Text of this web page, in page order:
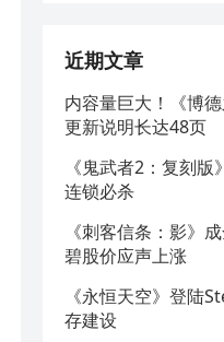
近期文章
内容量巨大！《博
更新说明长达48页
《鬼武者2：复刻
连锁必杀
《刺客信条：影》
碧股价应声上涨
《永恒天空》登陆
存建设